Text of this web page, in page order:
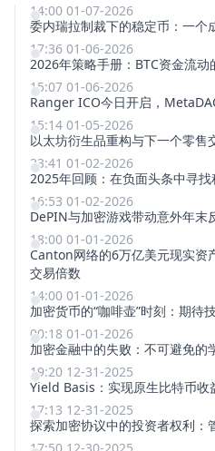
14:00 01-07-2026
委内瑞拉制裁下的稳定币：一个
17:36 01-06-2026
2026年策略手册：BTC资金流动
15:07 01-06-2026
Ranger ICO今日开启，
15:14 01-05-2026
以太坊衍生品重构与下一个零售
23:41 01-02-2026
2025年回顾：在负面头条中寻
16:53 01-02-2026
DePIN与加密游戏带动意外年末
18:00 01-01-2026
Canton网络的6万亿美元现实
交易倍数
14:00 01-01-2026
加密货币的“咖啡壶”时刻：期待
00:18 01-01-2026
加密金融中的失败：不可避免的
19:20 12-31-2025
Yield Basis：实现原生比特币收
17:13 12-31-2025
探索加密协议中的投资者权利：